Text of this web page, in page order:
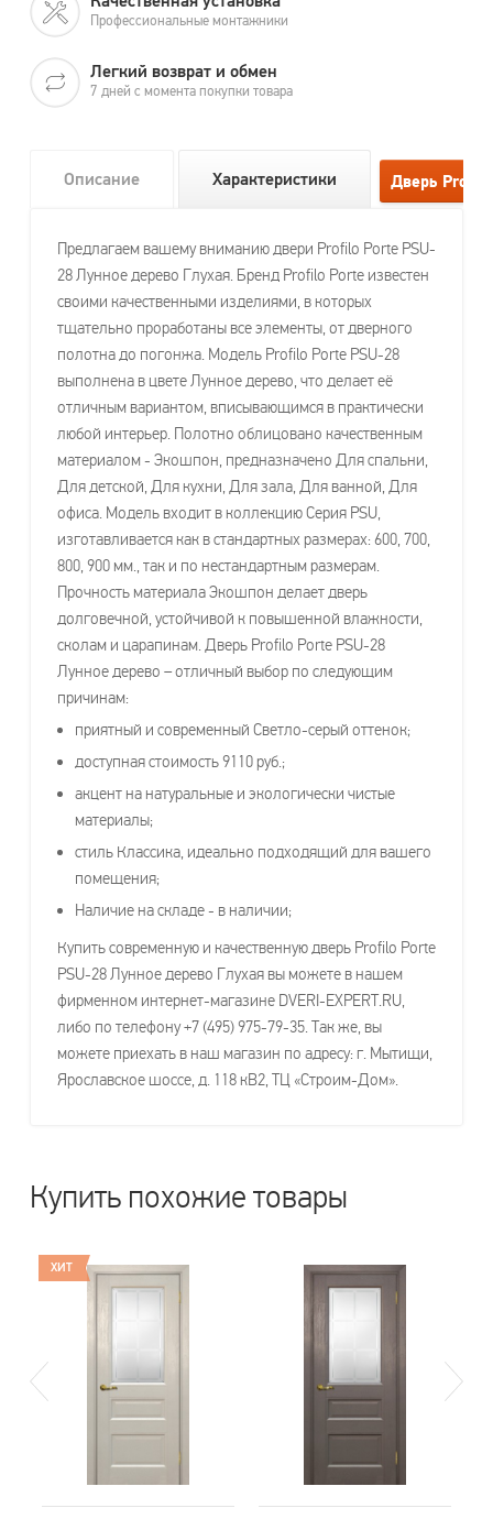
Профессиональные монтажники
Легкий возврат и обмен
7 дней с момента покупки товара
Описание Характеристики
Предлагаем вашему вниманию двери Profilo Porte PSU-
28 Лунное дерево Глухая. Бренд Profilo Porte известен
своими качественными изделиями, в которых
тщательно проработаны все элементы, от дверного
полотна до погонжа. Модель Profilo Porte PSU-28
выполнена в цвете Лунное дерево, что делает её
отличным вариантом, вписывающимся в практически
любой интерьер. Полотно облицовано качественным
материалом - Экошпон, предназначено Для спальни,
Для детской, Для кухни, Для зала, Для ванной, Для
офиса. Модель входит в коллекцию Серия PSU,
изготавливается как в стандартных размерах: 600, 700,
800, 900 мм., так и по нестандартным размерам.
Прочность материала Экошпон делает дверь
долговечной, устойчивой к повышенной влажности,
сколам и царапинам. Дверь Profilo Porte PSU-28
Лунное дерево – отличный выбор по следующим
причинам:
приятный и современный Светло-серый оттенок;
доступная стоимость 9110 руб.;
акцент на натуральные и экологически чистые
материалы;
стиль Классика, идеально подходящий для вашего
помещения;
Наличие на складе - в наличии;
Купить современную и качественную дверь Profilo Porte
PSU-28 Лунное дерево Глухая вы можете в нашем
фирменном интернет-магазине DVERI-EXPERT.RU,
либо по телефону +7 (495) 975-79-35. Так же, вы
можете приехать в наш магазин по адресу: г. Мытищи,
Ярославское шоссе, д. 118 кВ2, ТЦ «Строим-Дом».
Купить похожие товары
ХИТ